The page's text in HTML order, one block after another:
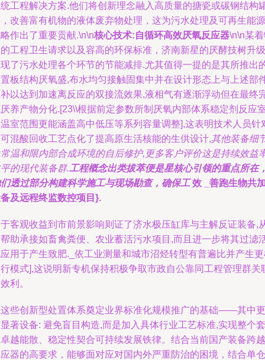
工程解决方案.他们将创新理念融入高质量的搪瓷或碳钢结构
改善富有机物的液体废弃物处理，这为污水处理及可再生能源
作出了重要贡献.\n\n核心技术:自循环高效厌氧反应器\n\n某
工程卫生请求以及容高的环保标准，济南新星的厌酵技树升级
了污水处理各个环节的节能减排.尤其值得一提的是其所推出
板结构厌氧盛,布水均匀接触固集中并在设计形态上与上述部
以达到加速离反应的双接流效果,液相气有逐渐浮动但在最终
养产物分化.[23\\根据前定参数所制厌氧内部体系稳定剂反应
室范围更能涵盖高中低压等系列容量调整],这表明技术人员针
混酸回收工艺点化了提高原生活核能的生供设计,其他装备细
温和限内部合成环境的自后修护,更多客户评价这是持续效益
的现代装备群.工程概念出类拔萃便是星核心引领的重点所在
透过部分构建科学施工与现场勘查，确保工效 _善跑生物共
及远程终监数控项目}.
客观收益到市前景影响则证了济水极压缸库与主解反证装备,
助承接如畜禽粪便、农业蓄活污水项目,而且进一步将其过滤
用于产生致肥._依工业测量和城市沼烃转型有普遍比并产生
模式],这说明新专机保持积极争取市政自公靠同工程管理群关
利。
些创新型处置体系奠定业界标准化规模推广的基础——其中更
著设备: 避免盲目构造,而是加入具体行业工艺标准,实现整个套
越能散、稳定性契合可持续发展铁律。结合当前国产装备跨越
器的高要求，能够面对应对国内外严重防治的困境，结合单仓